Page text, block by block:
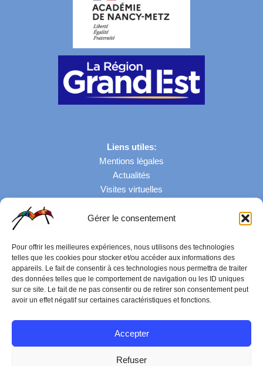
Gérer le consentement
Pour offrir les meilleures expériences, nous utilisons des technologies
telles que les cookies pour stocker et/ou accéder aux informations des
appareils. Le fait de consentir à ces technologies nous permettra de traiter
des données telles que le comportement de navigation ou les ID uniques
sur ce site. Le fait de ne pas consentir ou de retirer son consentement peut
avoir un effet négatif sur certaines caractéristiques et fonctions.
Accepter
Refuser
Liens utiles:
Mentions légales
Actualités
Visites virtuelles
Nombre de visites: 43068